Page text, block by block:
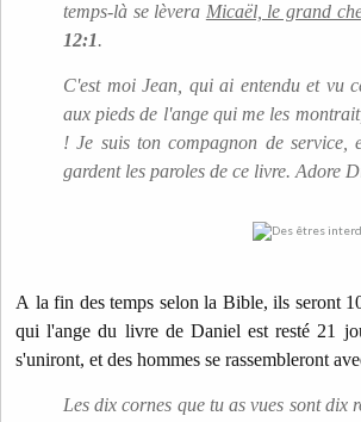
temps-là se lèvera Micaël, le grand
12:1.
C'est moi Jean, qui ai entendu et vu
aux pieds de l'ange qui me les
! Je suis ton compagnon de service,
gardent les paroles de ce livre. Adore
A la fin des temps selon la Bible, ils seront
qui l'ange du livre de Daniel est resté 21
s'uniront, et des hommes se rassembleront
Les dix cornes que tu as vues sont dix